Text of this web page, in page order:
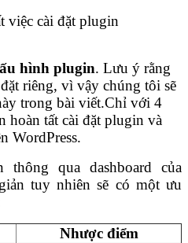
việc cài đặt plugin
hình plugin. Lưu ý rằng
riêng, vì vậy chúng tôi sẽ
trong bài viết.Chỉ với 4
hoàn tất cài đặt plugin và
WordPress.
qua dashboard của
tuy nhiên sẽ có một ưu
Nhược điểm